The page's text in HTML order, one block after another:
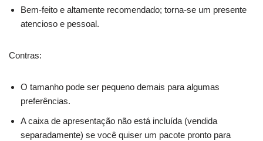
Bem-feito e altamente recomendado; torna-se um presente
atencioso e pessoal.
Contras:
O tamanho pode ser pequeno demais para algumas
preferências.
A caixa de apresentação não está incluída (vendida
separadamente) se você quiser um pacote pronto para